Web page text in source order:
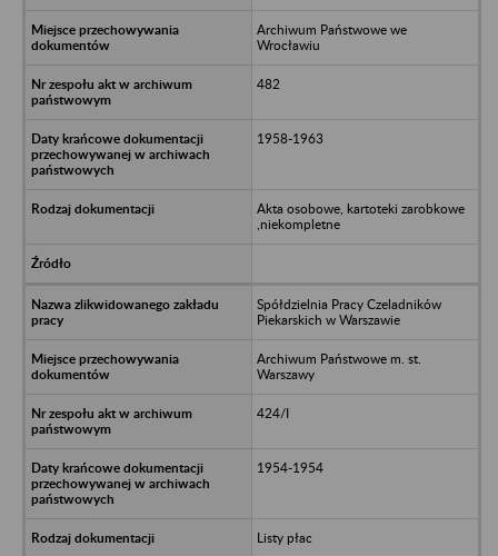
Archiwum Państwowe we
Wrocławiu
482
1958-1963
Akta osobowe, kartoteki zarobkowe
,niekompletne
Spółdzielnia Pracy Czeladników
Piekarskich w Warszawie
Archiwum Państwowe m. st.
Warszawy
424/I
1954-1954
Listy płac